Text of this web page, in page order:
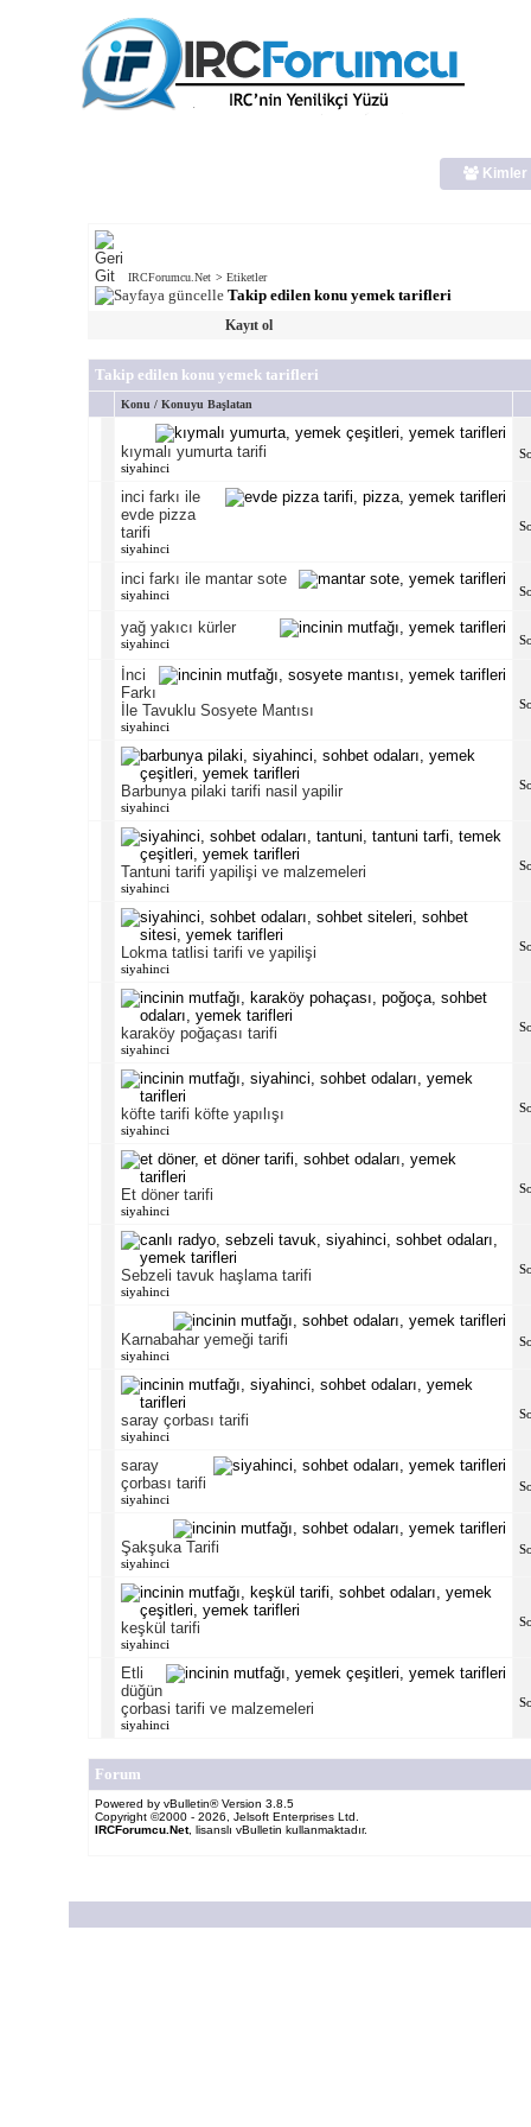
Kimler
IRCForumcu.Net > Etiketler
Takip edilen konu yemek tarifleri
Kayıt ol
Takip edilen konu yemek tarifleri
Konu / Konuyu Başlatan
kıymalı yumurta tarifi
siyahinci
inci farkı ile
evde pizza
tarifi
siyahinci
inci farkı ile mantar sote
siyahinci
yağ yakıcı kürler
siyahinci
İnci
Farkı
İle Tavuklu Sosyete Mantısı
siyahinci
Barbunya pilaki tarifi nasil yapilir
siyahinci
Tantuni tarifi yapilişi ve malzemeleri
siyahinci
Lokma tatlisi tarifi ve yapilişi
siyahinci
karaköy poğaçası tarifi
siyahinci
köfte tarifi köfte yapılışı
siyahinci
Et döner tarifi
siyahinci
Sebzeli tavuk haşlama tarifi
siyahinci
Karnabahar yemeği tarifi
siyahinci
saray çorbası tarifi
siyahinci
saray
çorbası tarifi
siyahinci
Şakşuka Tarifi
siyahinci
keşkül tarifi
siyahinci
Etli
düğün
çorbasi tarifi ve malzemeleri
siyahinci
Forum
Powered by vBulletin® Version 3.8.5
Copyright ©2000 - 2026, Jelsoft Enterprises Ltd.
IRCForumcu.Net, lisanslı vBulletin kullanmaktadır.